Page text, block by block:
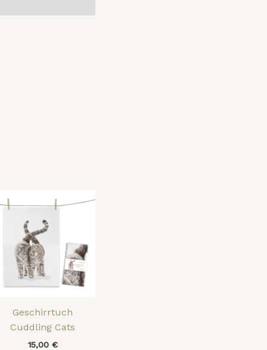
Geschirrtuch
Cuddling Cats
15,00 €